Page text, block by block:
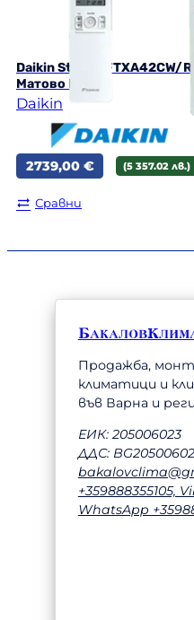
Daikin Stylish FTXA42CW/
Матово Бяло
Daikin
2739,00 € (5 357.02 лв.)
Сравни
Продажба,
климатици и
във Варна и
ЕИК: 205006023
ДДС:
+359888355105,
WhatsApp